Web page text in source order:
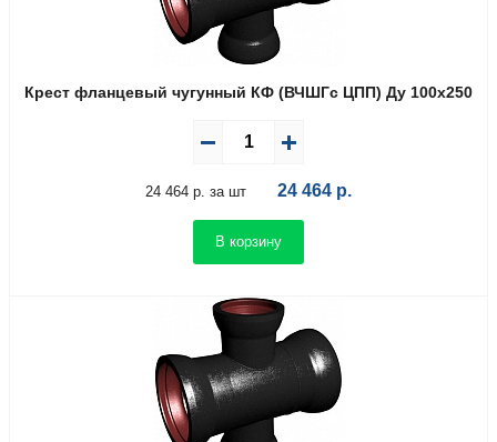
Крест фланцевый чугунный КФ (ВЧШГс ЦПП) Ду 100х250
24 464 р. за шт 24 464 р.
В корзину